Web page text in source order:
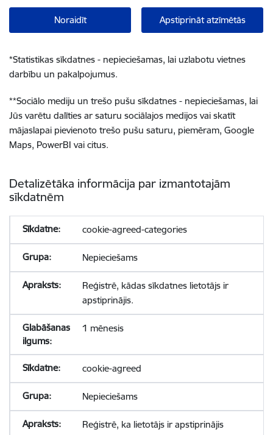
Noraidīt Apstiprināt atzīmētās
*Statistikas sīkdatnes - nepieciešamas, lai uzlabotu vietnes
darbību un pakalpojumus.
**Sociālo mediju un trešo pušu sīkdatnes - nepieciešamas, lai
Jūs varētu dalīties ar saturu sociālajos medijos vai skatīt
mājaslapai pievienoto trešo pušu saturu, piemēram, Google
Maps, PowerBI vai citus.
Detalizētāka informācija par izmantotajām
sīkdatnēm
cookie-agreed-categories
Nepieciešams
Reģistrē, kādas sīkdatnes lietotājs ir
apstiprinājis.
1 mēnesis
cookie-agreed
Nepieciešams
Reģistrē, ka lietotājs ir apstiprinājis